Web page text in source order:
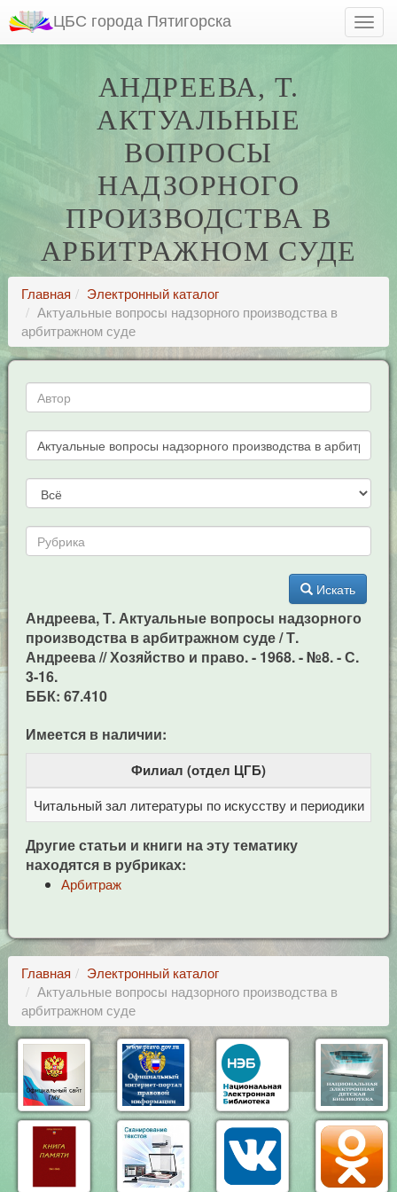
ЦБС города Пятигорска
АНДРЕЕВА, Т.
АКТУАЛЬНЫЕ
ВОПРОСЫ
НАДЗОРНОГО
ПРОИЗВОДСТВА В
АРБИТРАЖНОМ СУДЕ
Главная
Электронный каталог
Актуальные вопросы надзорного производства в
арбитражном суде
Искать
Андреева, Т. Актуальные вопросы надзорного
производства в арбитражном суде / Т.
Андреева // Хозяйство и право. - 1968. - №8. - С.
3-16.
ББК: 67.410
Имеется в наличии:
Филиал (отдел ЦГБ)
Читальный зал литературы по искусству и периодики
Другие статьи и книги на эту тематику
находятся в рубриках:
Арбитраж
Главная
Электронный каталог
Актуальные вопросы надзорного производства в
арбитражном суде